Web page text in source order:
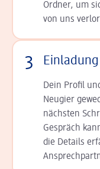
Ordner, um
von uns
3 Einladung
Dein Profil
Neugier
nächsten
Gespräch
die Details